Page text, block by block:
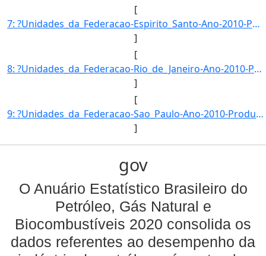
[
7: ?Unidades_da_Federacao-Espirito_Santo-Ano-2010-Producao_de_LGN_(mil_barris)-707-6393763}]
]
[
8: ?Unidades_da_Federacao-Rio_de_Janeiro-Ano-2010-Producao_de_LGN_(mil_barris)-17408-57099}]
]
[
9: ?Unidades_da_Federacao-Sao_Paulo-Ano-2010-Producao_de_LGN_(mil_barris)-0}]
]
gov
O Anuário Estatístico Brasileiro do
Petróleo, Gás Natural e
Biocombustíveis 2020 consolida os
dados referentes ao desempenho da